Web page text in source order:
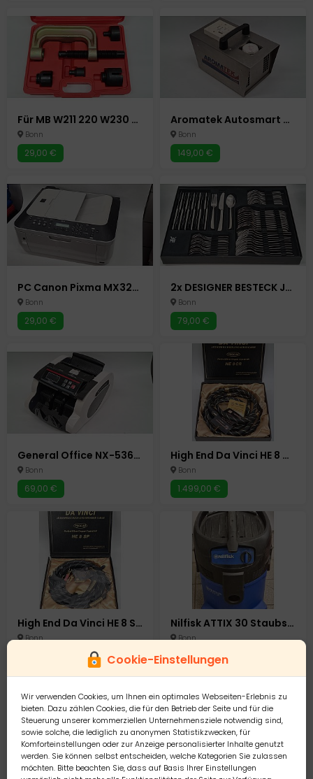
Cookie-Einstellungen
Wir verwenden Cookies, um Ihnen ein optimales Webseiten-Erlebnis zu
bieten. Dazu zählen Cookies, die für den Betrieb der Seite und für die
Steuerung unserer kommerziellen Unternehmensziele notwendig sind,
sowie solche, die lediglich zu anonymen Statistikzwecken, für
Komforteinstellungen oder zur Anzeige personalisierter Inhalte genutzt
werden. Sie können selbst entscheiden, welche Kategorien Sie zulassen
möchten. Bitte beachten Sie, dass auf Basis Ihrer Einstellungen
Für MB W211 220 W230 TRAGGELENK ABZIEHER WERKZEUG KUGELGELENK AUSDRÜCKER passend Autowerkzeug Auto Werkzeuge
Bonn
29,00 €
Aromatek Autosmart entfernt schlechte Gerüche schnell im PKW Auto etc.
Bonn
149,00 €
PC Canon Pixma MX320 - Multifunktionsgerät - Drucker - Kopierer - Scanner - Fax Tintenstrahldrucker
Bonn
29,00 €
2x DESIGNER BESTECK JUSTINUS 60-TEILIG - VERPACKT IN WMF PAKET
Bonn
79,00 €
General Office NX-5366-675 Geldzählmaschine Geldscheinzähler Zählmaschine
Bonn
69,00 €
High End Da Vinci HE 8 CR Audio Chinch Kabel RCA Chinchstecker Chinchkabel Koaxialkabel Verstärker Cinch
Bonn
1.499,00 €
High End Da Vinci HE 8 SP Lautsprecherkabel Lautsprecher Speaker Kabel Verstärker
Bonn
Nilfisk ATTIX 30 Staubsauger Industrie Gewerbesauger
Bonn
179,00 €